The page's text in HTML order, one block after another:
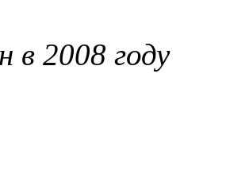
в 2008 году